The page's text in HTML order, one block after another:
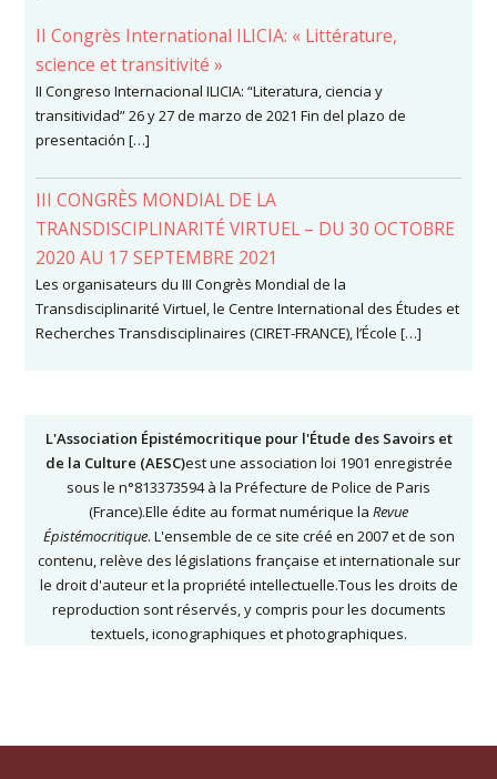
II Congrès International ILICIA: « Littérature,
science et transitivité »
II Congreso Internacional ILICIA: “Literatura, ciencia y
transitividad” 26 y 27 de marzo de 2021 Fin del plazo de
presentación […]
III CONGRÈS MONDIAL DE LA
TRANSDISCIPLINARITÉ VIRTUEL – DU 30 OCTOBRE
2020 AU 17 SEPTEMBRE 2021
Les organisateurs du III Congrès Mondial de la
Transdisciplinarité Virtuel, le Centre International des Études et
Recherches Transdisciplinaires (CIRET-FRANCE), l’École […]
L'Association Épistémocritique pour l'Étude des Savoirs et
de la Culture (AESC)est une association loi 1901 enregistrée
sous le n°813373594 à la Préfecture de Police de Paris
(France).Elle édite au format numérique la Revue
Épistémocritique. L'ensemble de ce site créé en 2007 et de son
contenu, relève des législations française et internationale sur
le droit d'auteur et la propriété intellectuelle.Tous les droits de
reproduction sont réservés, y compris pour les documents
textuels, iconographiques et photographiques.